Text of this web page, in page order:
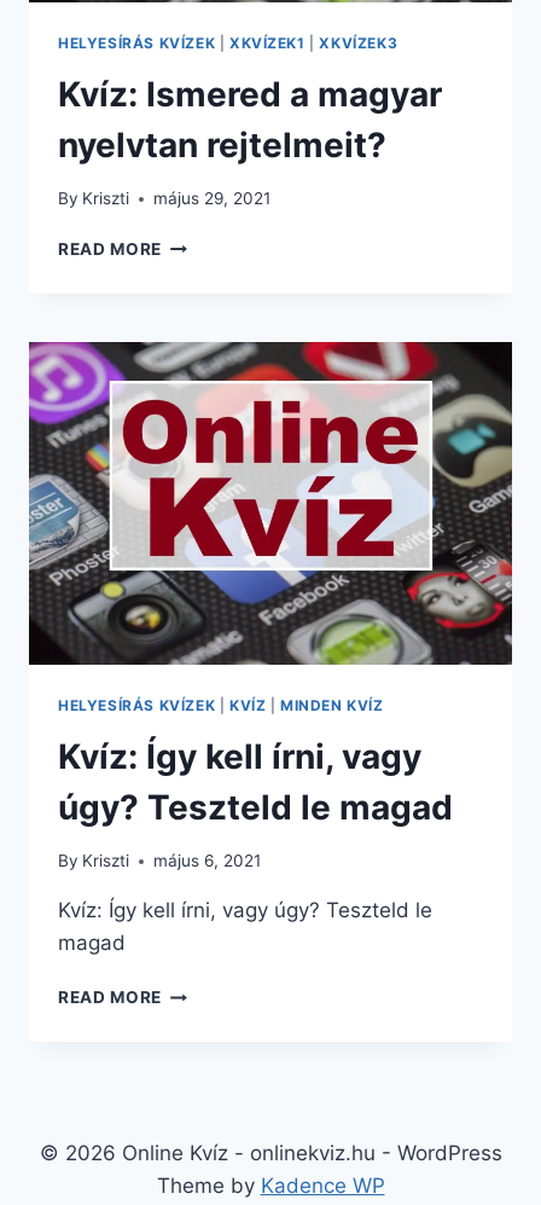
HELYESÍRÁS KVÍZEK XKVÍZEK1 |XKVÍZEK3
Kvíz: Ismered a magyar
nyelvtan rejtelmeit?
By Kriszti május 29, 2021
READ MORE KVÍZ:
NYELVTAN
REJTELMEIT?
HELYESÍRÁS KVÍZEK KVÍZ |MINDEN KVÍZ
Kvíz: Így kell írni, vagy
úgy? Teszteld le magad
By Kriszti május 6, 2021
Kvíz: Így kell írni, vagy úgy? Teszteld le
magad
READ MORE KVÍZ:
TESZTELD
MAGAD
© 2026 Online Kvíz - onlinekviz.hu - WordPress
Theme by Kadence WP